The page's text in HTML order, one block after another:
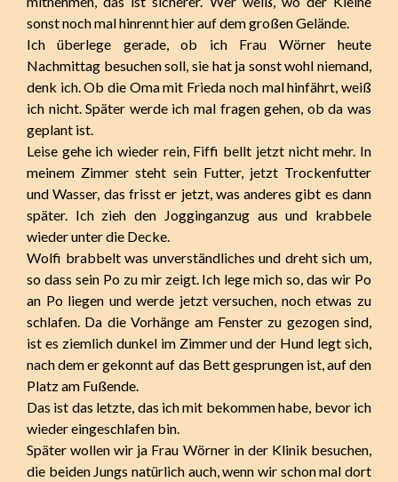
sonst noch mal hinrennt hier auf dem großen Gelände.
Ich überlege gerade, ob ich Frau Wörner heute
Nachmittag besuchen soll, sie hat ja sonst wohl niemand,
denk ich. Ob die Oma mit Frieda noch mal hinfährt, weiß
ich nicht. Später werde ich mal fragen gehen, ob da was
geplant ist.
Leise gehe ich wieder rein, Fiffi bellt jetzt nicht mehr. In
meinem Zimmer steht sein Futter, jetzt Trockenfutter
und Wasser, das frisst er jetzt, was anderes gibt es dann
später. Ich zieh den Jogginganzug aus und krabbele
wieder unter die Decke.
Wolfi brabbelt was unverständliches und dreht sich um,
so dass sein Po zu mir zeigt. Ich lege mich so, das wir Po
an Po liegen und werde jetzt versuchen, noch etwas zu
schlafen. Da die Vorhänge am Fenster zu gezogen sind,
ist es ziemlich dunkel im Zimmer und der Hund legt sich,
nach dem er gekonnt auf das Bett gesprungen ist, auf den
Platz am Fußende.
Das ist das letzte, das ich mit bekommen habe, bevor ich
wieder eingeschlafen bin.
Später wollen wir ja Frau Wörner in der Klinik besuchen,
die beiden Jungs natürlich auch, wenn wir schon mal dort